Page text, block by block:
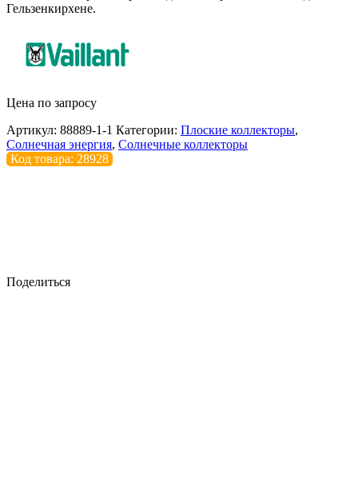
Гельзенкирхене.
Цена по запросу
Артикул: 88889-1-1 Категории: Плоские коллекторы,
Солнечная энергия, Солнечные коллекторы
Код товара: 28928
Поделиться